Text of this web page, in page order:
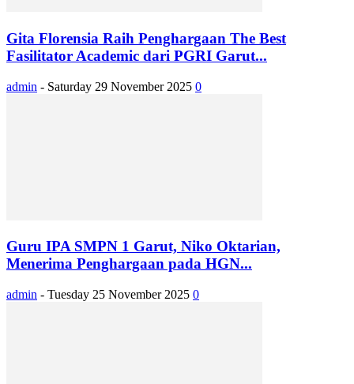
Gita Florensia Raih Penghargaan The Best
Fasilitator Academic dari PGRI Garut...
admin - Saturday 29 November 2025 0
Guru IPA SMPN 1 Garut, Niko Oktarian,
Menerima Penghargaan pada HGN...
admin - Tuesday 25 November 2025 0